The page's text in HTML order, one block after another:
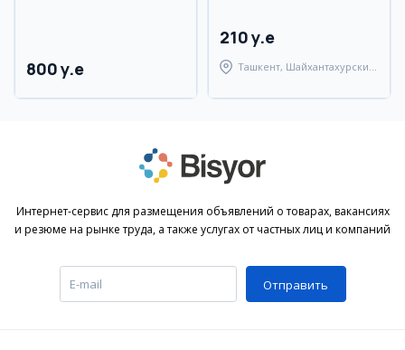
800 y.e
210 y.e
Ташкент, Шайхантахурский
Интернет-сервис для размещения объявлений о товарах, вакансиях
и резюме на рынке труда, а также услугах от частных лиц и компаний
Отправить